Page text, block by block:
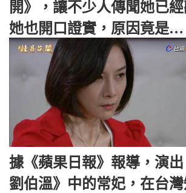
開》，讓不少人傳聞她已
她也開口證實，原因竟是…
據《蘋果日報》報導，演
劉伯溫》中的常妃，在台